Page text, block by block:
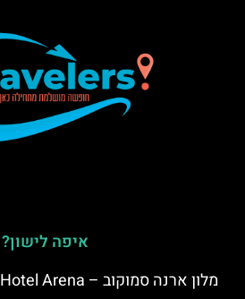
איפה לישון?
מלון ארנה סמוקוב – Hotel Arena (ליד בורובץ)